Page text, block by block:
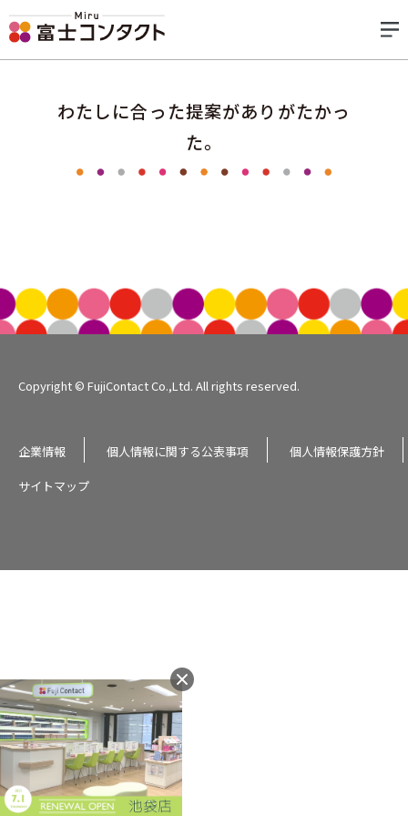
わたしに合った提案がありがたかっ
た。
Copyright © FujiContact Co.,Ltd. All rights reserved.
企業情報 個人情報に関する公表事項
個人情報保護方針
サイトマップ